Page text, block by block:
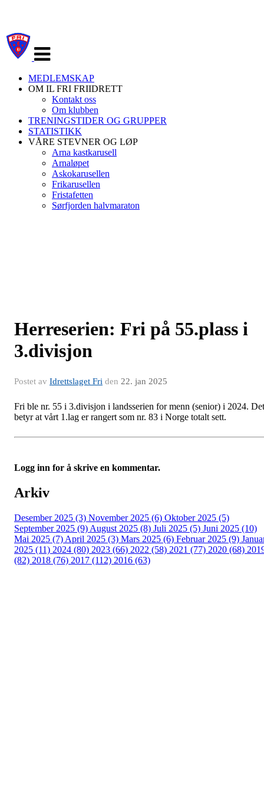
navigasjon
MEDLEMSKAP
OM IL FRI FRIIDRETT
Kontakt oss
Om klubben
TRENINGSTIDER OG GRUPPER
STATISTIKK
VÅRE STEVNER OG LØP
Arna kastkarusell
Arnaløpet
Askokarusellen
Frikarusellen
Fristafetten
Sørfjorden halvmaraton
Herreserien: Fri på 55.plass i
3.divisjon
Postet av Idrettslaget Fri den 22. jan 2025
Fri ble nr. 55 i 3.divisjon i landsserien for menn (senior) i 2024. Det
betyr at vårt 1.lag er rangert som nr. 83 i Norge totalt sett.
Logg inn for å skrive en kommentar.
Arkiv
Desember 2025 (3) November 2025 (6) Oktober 2025 (5)
September 2025 (9) August 2025 (8) Juli 2025 (5) Juni 2025 (10)
Mai 2025 (7) April 2025 (3) Mars 2025 (6) Februar 2025 (9)
2025 (11) 2024 (80) 2023 (66) 2022 (58) 2021 (77) 2020 (68)
(82) 2018 (76) 2017 (112) 2016 (63)